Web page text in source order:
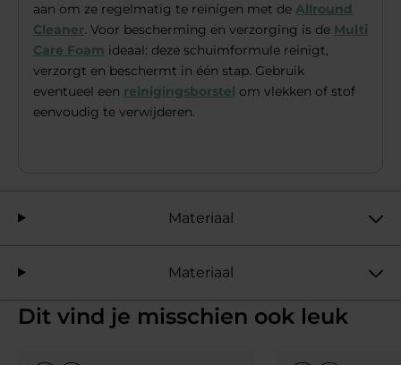
aan om ze regelmatig te reinigen met de Allround
Cleaner. Voor bescherming en verzorging is de Multi
Care Foam ideaal: deze schuimformule reinigt,
verzorgt en beschermt in één stap. Gebruik
eventueel een reinigingsborstel om vlekken of stof
eenvoudig te verwijderen.
Materiaal
Materiaal
Dit vind je misschien ook leuk